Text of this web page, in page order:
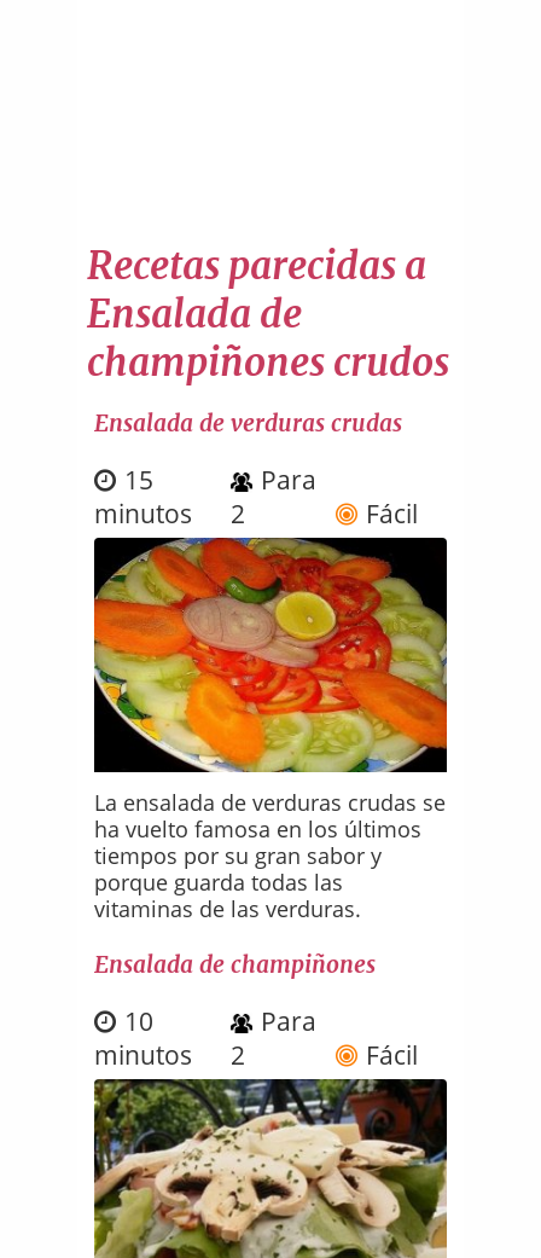
Recetas parecidas a
Ensalada de
champiñones crudos
Ensalada de verduras crudas
15
minutos
Para
2
Fácil
La ensalada de verduras crudas se
ha vuelto famosa en los últimos
tiempos por su gran sabor y
porque guarda todas las
vitaminas de las verduras.
Ensalada de champiñones
10
minutos
Para
2
Fácil